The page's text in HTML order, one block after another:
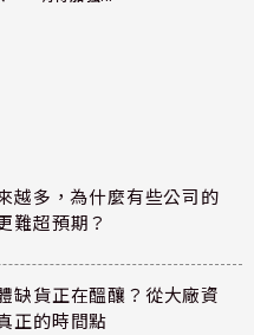
越多，為什麼有些公司的
難超預期？
缺貨正在醞釀？從大廠資
正的時間點